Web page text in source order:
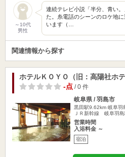
～10代
男性
連続テレビ小説「半分、青い
た。糸電話のシーンのロケ地
います（…
関連情報から探す
ホテルＫＯＹＯ（旧：高陽社ホテ
-点/ 0 件
岐阜県 / 羽島市
黒田駅9.62km 岐阜羽
ＪＲ新幹線 岐阜羽
営業時間
入浴料金 ～
宿泊